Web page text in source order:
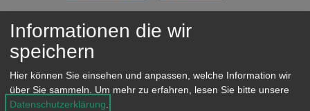
Einrichtung
Amt für Tiefbau und Mobilität
Informationen die wir
speichern
Hier können Sie einsehen und anpassen, welche Information wir
über Sie sammeln. Um mehr zu erfahren, lesen Sie bitte unsere
Datenschutzerklärung.